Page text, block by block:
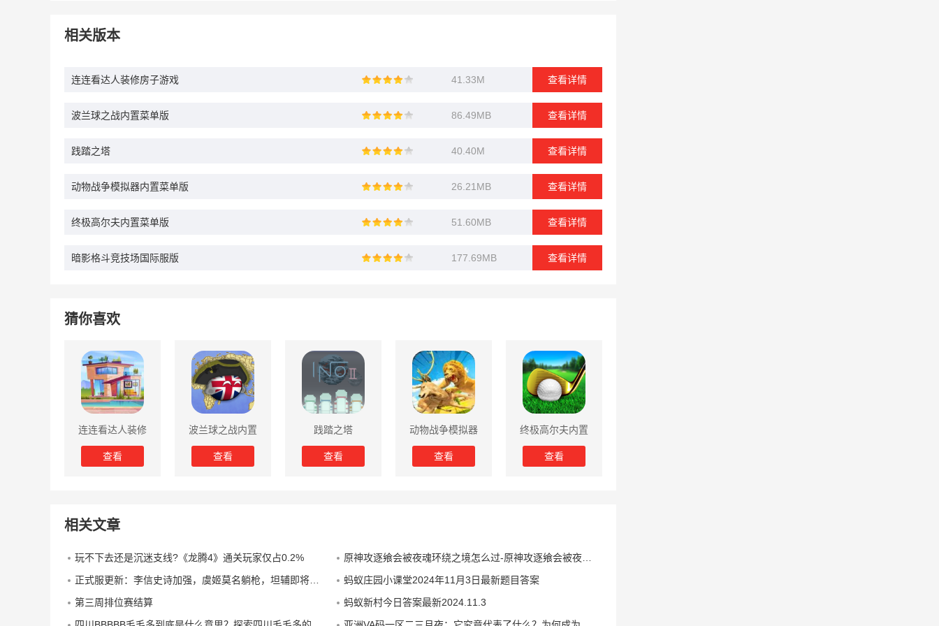
相关版本
连连看达人装修房子游戏 41.33M 查看详情
波兰球之战内置菜单版 86.49MB 查看详情
践踏之塔 40.40M 查看详情
动物战争模拟器内置菜单版 26.21MB 查看详情
终极高尔夫内置菜单版 51.60MB 查看详情
暗影格斗竞技场国际服版 177.69MB 查看详情
猜你喜欢
连连看达人装修
房子游戏
查看
波兰球之战内置
菜单版
查看
践踏之塔
查看
动物战争模拟器
内置菜单版
查看
终极高尔夫内置
菜单版
查看
相关文章
玩不下去还是沉迷支线?《龙腾4》通关玩家仅占0.2%
原神攻逐飨会被夜魂环绕之境怎么过-原神攻逐飨会被夜魂环绕之境通关攻略
正式服更新：李信史诗加强，虞姬莫名躺枪，坦辅即将起飞？
蚂蚁庄园小课堂2024年11月3日最新题目答案
第三周排位赛结算
蚂蚁新村今日答案最新2024.11.3